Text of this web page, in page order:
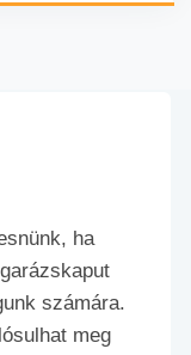
ha
számára.
meg